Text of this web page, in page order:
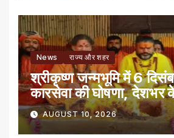
News राज्य और शहर
श्रीकृष्ण जन्मभूमि में 6
कारसेवा की घोषणा,
AUGUST 10, 2026